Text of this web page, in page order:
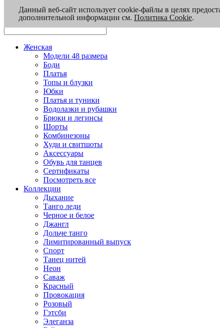
Женская
Модели 48 размера
Боди
Платья
Топы и блузки
Юбки
Платья и туники
Водолазки и рубашки
Брюки и легинсы
Шорты
Комбинезоны
Худи и свитшоты
Аксессуары
Обувь для танцев
Сертификаты
Посмотреть все
Коллекции
Дыхание
Танго леди
Черное и белое
Джангл
Дольче танго
Лимитированный выпуск
Спорт
Танец нитей
Неон
Саваж
Красный
Провокация
Розовый
Гэтсби
Элеганза
Данный веб-сайт использует cookie-файлы в целях
дополнительной информации см. Политика Cookie.